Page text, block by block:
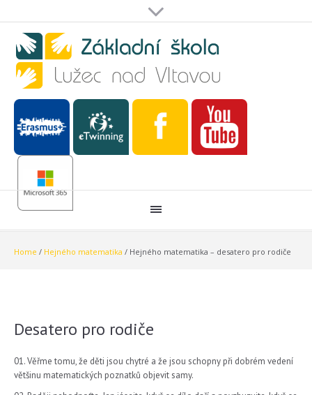
Home / Hejného matematika / Hejného matematika – desatero pro rodiče
Desatero pro rodiče
Věřme tomu, že děti jsou chytré a že jsou schopny při dobrém vedení
většinu matematických poznatků objevit samy.